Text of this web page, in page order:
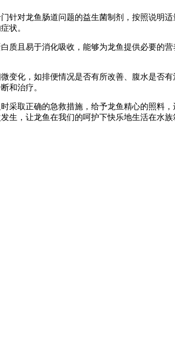
针对龙鱼肠道问题的益生菌制剂，按照说明
状。
质且易于消化吸收，能够为龙鱼提供必要的
变化，如排便情况是否有所改善、腹水是否
和治疗。
采取正确的急救措施，给予龙鱼精心的照料
生，让龙鱼在我们的呵护下快乐地生活在水族